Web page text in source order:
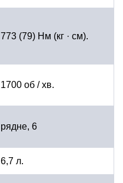
773 (79) Нм (кг · см).
1700 об / хв.
рядне, 6
6,7 л.